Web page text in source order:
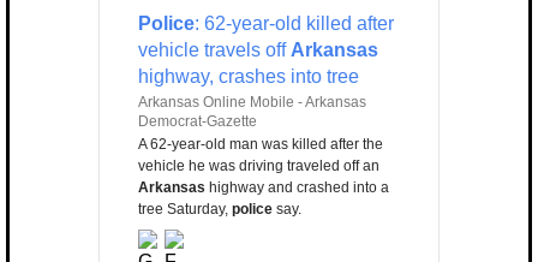
Police: 62-year-old killed after
vehicle travels offArkansas
highway, crashes into tree
Arkansas Online Mobile - Arkansas
Democrat-Gazette
A 62-year-old man was killed after the
vehicle he was driving traveled off an
Arkansas highway and crashed into a
tree Saturday, police say.